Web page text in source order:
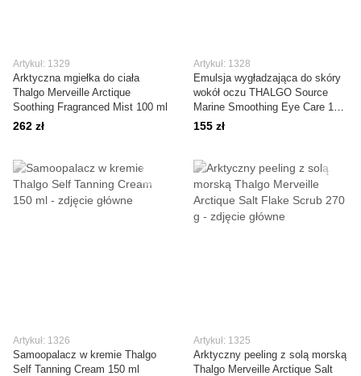
Artykuł: 1329
Arktyczna mgiełka do ciała
Thalgo Merveille Arctique
Soothing Fragranced Mist 100 ml
262 zł
Artykuł: 1328
Emulsja wygładzająca do skóry
wokół oczu THALGO Source
Marine Smoothing Eye Care 15
ml
155 zł
Artykuł: 1326
Samoopalacz w kremie Thalgo
Self Tanning Cream 150 ml
Artykuł: 1325
Arktyczny peeling z solą morską
Thalgo Merveille Arctique Salt